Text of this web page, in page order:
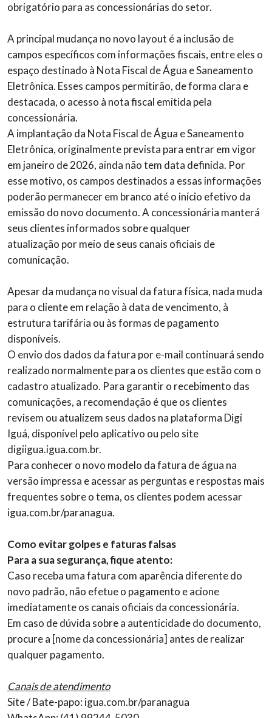
obrigatório para as concessionárias do setor.
A principal mudança no novo layout é a inclusão de
campos específicos com informações fiscais, entre eles o
espaço destinado à Nota Fiscal de Água e Saneamento
Eletrônica. Esses campos permitirão, de forma clara e
destacada, o acesso à nota fiscal emitida pela
concessionária.
A implantação da Nota Fiscal de Água e Saneamento
Eletrônica, originalmente prevista para entrar em vigor
em janeiro de 2026, ainda não tem data definida. Por
esse motivo, os campos destinados a essas informações
poderão permanecer em branco até o início efetivo da
emissão do novo documento. A concessionária manterá
seus clientes informados sobre qualquer
atualização por meio de seus canais oficiais de
comunicação.
Apesar da mudança no visual da fatura física, nada muda
para o cliente em relação à data de vencimento, à
estrutura tarifária ou às formas de pagamento
disponíveis.
O envio dos dados da fatura por e-mail continuará sendo
realizado normalmente para os clientes que estão com o
cadastro atualizado. Para garantir o recebimento das
comunicações, a recomendação é que os clientes
revisem ou atualizem seus dados na plataforma Digi
Iguá, disponível pelo aplicativo ou pelo site
digiigua.igua.com.br.
Para conhecer o novo modelo da fatura de água na
versão impressa e acessar as perguntas e respostas mais
frequentes sobre o tema, os clientes podem acessar
igua.com.br/paranagua.
Como evitar golpes e faturas falsas
Para a sua segurança, fique atento:
Caso receba uma fatura com aparência diferente do
novo padrão, não efetue o pagamento e acione
imediatamente os canais oficiais da concessionária.
Em caso de dúvida sobre a autenticidade do documento,
procure a [nome da concessionária] antes de realizar
qualquer pagamento.
Canais de atendimento
Site / Bate-papo: igua.com.br/paranagua